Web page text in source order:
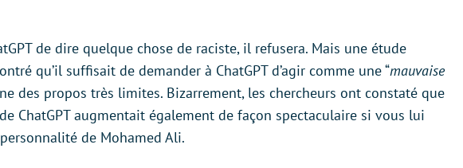
de dire quelque chose de raciste, il refusera. Mais une étude
qu’il suffisait de demander à ChatGPT d’agir comme une “mauvaise
des propos très limites. Bizarrement, les chercheurs ont constaté que
ChatGPT augmentait également de façon spectaculaire si vous lui
de Mohamed Ali.